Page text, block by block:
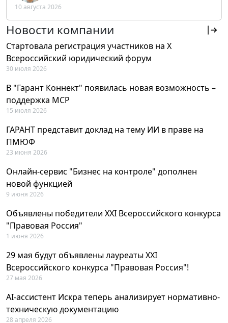
РФ
10 августа 2026
Новости компании
Стартовала регистрация участников на X
Всероссийский юридический форум
30 июля 2026
В "Гарант Коннект" появилась новая возможность –
поддержка MCP
15 июля 2026
ГАРАНТ представит доклад на тему ИИ в праве на
ПМЮФ
23 июня 2026
Онлайн-сервис "Бизнес на контроле" дополнен
новой функцией
9 июня 2026
Объявлены победители XXI Всероссийского конкурса
"Правовая Россия"
1 июня 2026
29 мая будут объявлены лауреаты XXI
Всероссийского конкурса "Правовая Россия"!
27 мая 2026
AI-ассистент Искра теперь анализирует нормативно-
техническую документацию
28 апреля 2026